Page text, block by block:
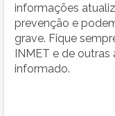
informações
prevenção e
grave. Fique
INMET e de
informado.